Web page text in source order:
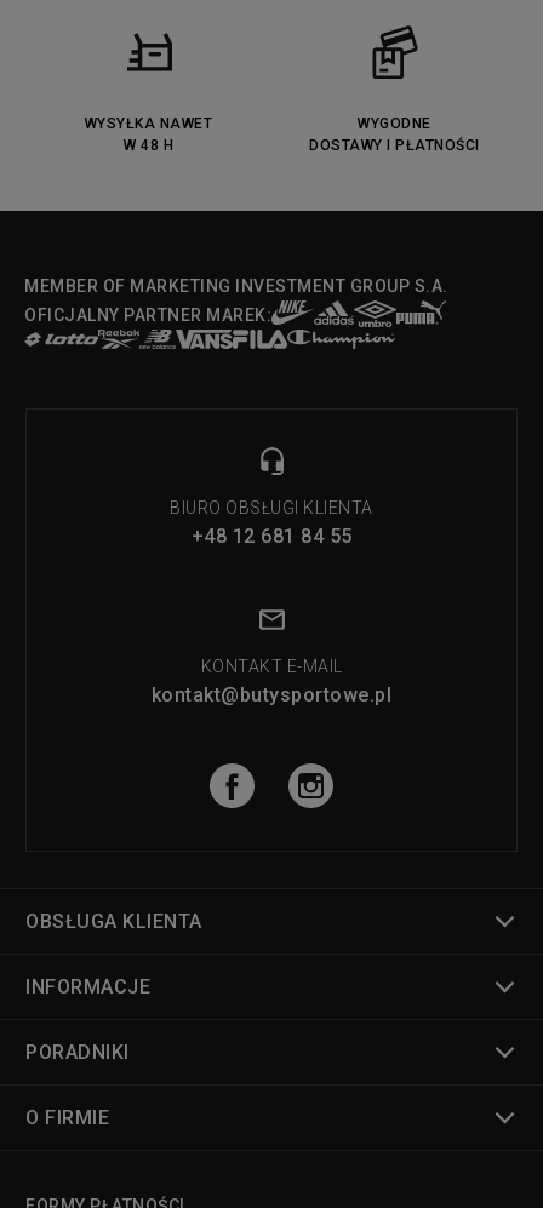
WYSYŁKA NAWET
W 48 H
WYGODNE
DOSTAWY I PŁATNOŚCI
MEMBER OF MARKETING INVESTMENT GROUP S.A.
OFICJALNY PARTNER MAREK:
BIURO OBSŁUGI KLIENTA
+48 12 681 84 55
KONTAKT E-MAIL
kontakt@butysportowe.pl
OBSŁUGA KLIENTA
INFORMACJE
PORADNIKI
O FIRMIE